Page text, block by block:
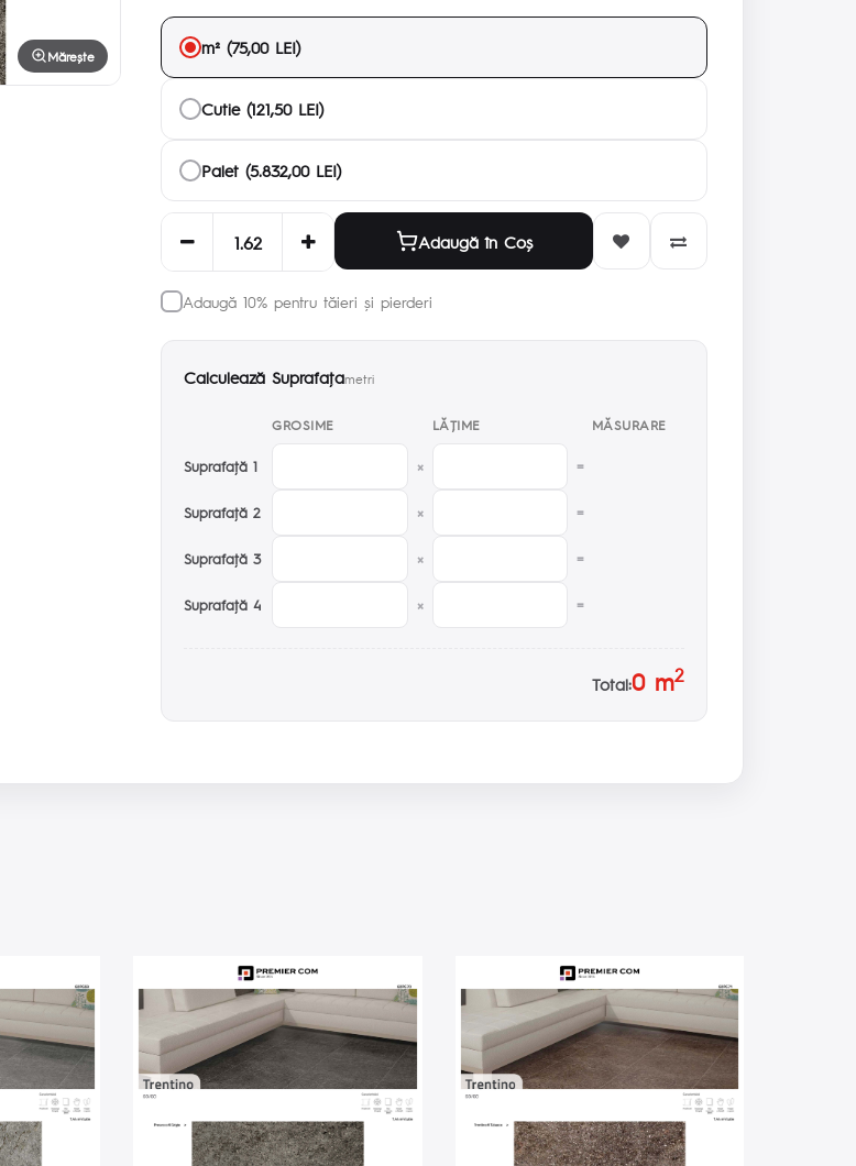
Mărește m² (75,00 LEI)
Cutie (121,50 LEI)
Palet (5.832,00 LEI)
Adaugă în Coş
Adaugă 10% pentru tăieri și pierderi
Calculează Suprafaţametri
GROSIME LĂŢIME MĂSURARE
Suprafaţă 1 × =
Suprafaţă 2 × =
Suprafaţă 3 × =
Suprafaţă 4 × =
Total:0m2